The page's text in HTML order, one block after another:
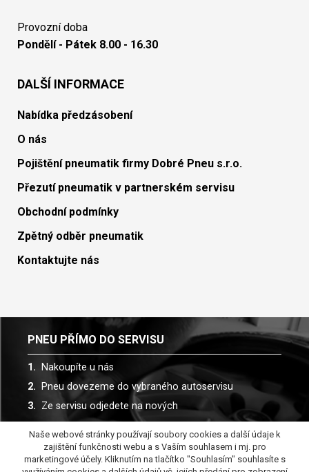
Provozní doba
Pondělí - Pátek 8.00 - 16.30
DALŠÍ INFORMACE
Nabídka předzásobení
O nás
Pojištění pneumatik firmy Dobré Pneu s.r.o.
Přezutí pneumatik v partnerském servisu
Obchodní podmínky
Zpětný odběr pneumatik
Kontaktujte nás
PNEU PŘÍMO DO SERVISU
Nakoupíte u nás
Pneu dovezeme do vybraného autoservisu
Ze servisu odjedete na nových
Spolupracujeme s více než 30 autoservisy
Naše webové stránky používají soubory cookies a další údaje k
zajištění funkčnosti webu a s Vaším souhlasem i mj. pro
marketingové účely. Kliknutím na tlačítko "Souhlasím" souhlasíte s